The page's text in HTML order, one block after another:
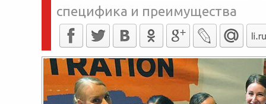
специфика и преимущества